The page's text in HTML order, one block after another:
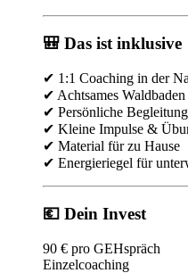
🎒 Das ist inklusive
✔ 1:1 Coaching in der
✔ Achtsames Waldbaden
✔ Persönliche Begleitung
✔ Kleine Impulse &
✔ Material für zu Hause
✔ Energieriegel für
💶 Dein Invest
90 € pro GEHspräch
Einzelcoaching